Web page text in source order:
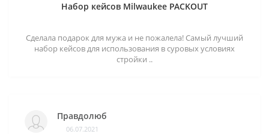
Набор кейсов Milwaukee PACKOUT
Сделала подарок для мужа и не пожалела! Самый лучший
набор кейсов для использования в суровых условиях
стройки ..
Правдолюб
06.07.2021